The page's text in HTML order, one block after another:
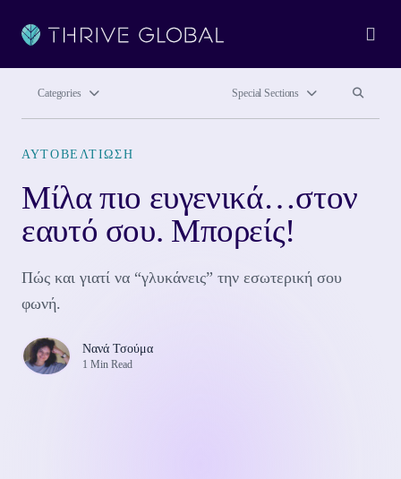
Categories Special Sections Search site
ΑΥΤΟΒΕΛΤΙΩΣΗ
Μίλα πιο ευγενικά…στον
εαυτό σου. Μπορείς!
Πώς και γιατί να “γλυκάνεις” την εσωτερική σου
φωνή.
Νανά Τσούμα
1 Min Read